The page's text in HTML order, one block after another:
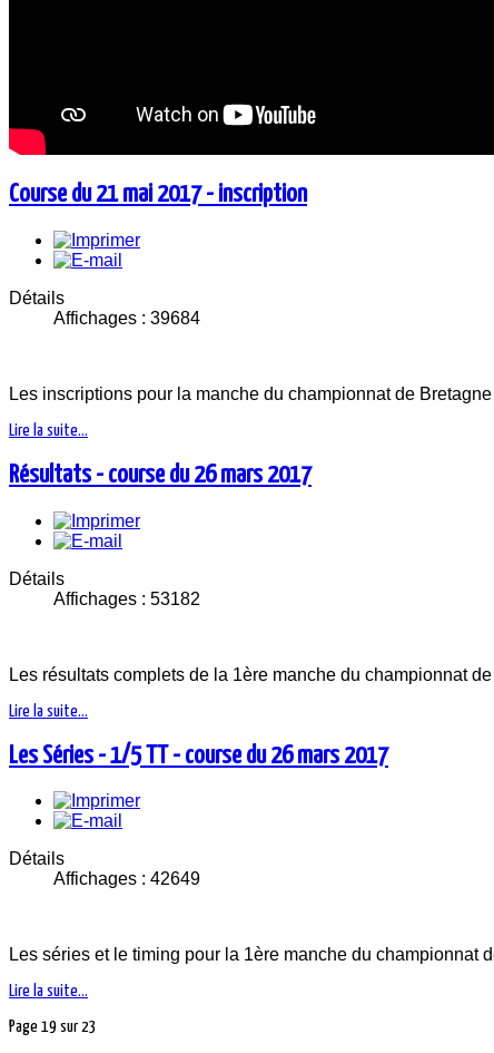
Course du 21 mai 2017 - inscription
Détails
Affichages : 39684
Les inscriptions pour la manche du championnat de
Lire la suite...
Résultats - course du 26 mars 2017
Détails
Affichages : 53182
Les résultats complets de la 1ère manche du championnat
Lire la suite...
Les Séries - 1/5 TT - course du 26 mars 2017
Détails
Affichages : 42649
Les séries et le timing pour la 1ère manche du championnat
Lire la suite...
Page 19 sur 23